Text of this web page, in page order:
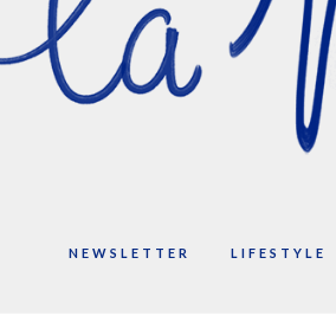
NEWSLETTER LIFESTYLE